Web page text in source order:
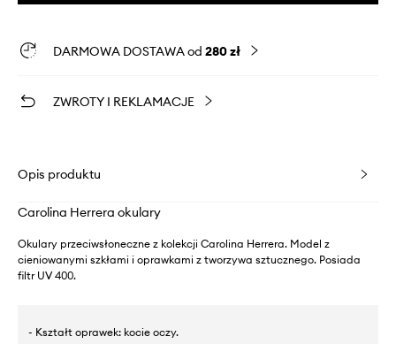
DARMOWA DOSTAWA od 280 zł
ZWROTY I REKLAMACJE
Opis produktu
Carolina Herrera okulary
Okulary przeciwsłoneczne z kolekcji Carolina Herrera. Model z
cieniowanymi szkłami i oprawkami z tworzywa sztucznego. Posiada
filtr UV 400.
- Kształt oprawek: kocie oczy.